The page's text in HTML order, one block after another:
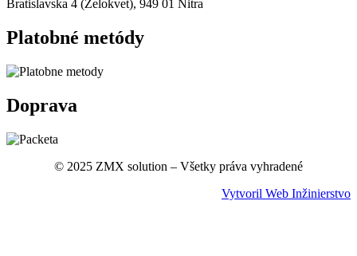
Bratislavska 4 (Zelokvet), 949 01 Nitra
Platobné metódy
Doprava
© 2025 ZMX solution – Všetky práva vyhradené
Vytvoril Web Inžinierstvo